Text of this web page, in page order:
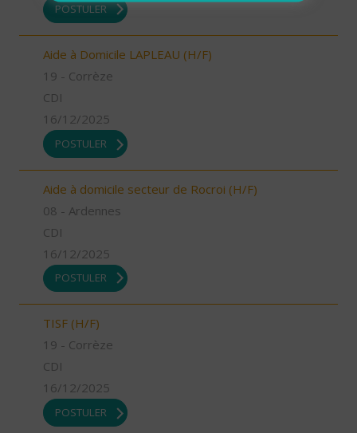
POSTULER
Aide à Domicile LAPLEAU (H/F)
19 - Corrèze
CDI
16/12/2025
POSTULER
Aide à domicile secteur de Rocroi (H/F)
08 - Ardennes
CDI
16/12/2025
POSTULER
TISF (H/F)
19 - Corrèze
CDI
16/12/2025
POSTULER